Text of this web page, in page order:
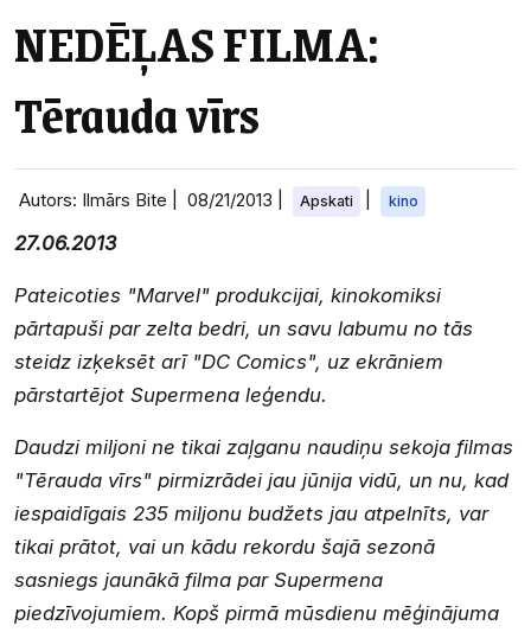
NEDĒĻAS FILMA:
Tērauda vīrs
Autors: Ilmārs Bite | 08/21/2013 Apskati kino
27.06.2013
Pateicoties "Marvel" produkcijai, kinokomiksi
pārtapuši par zelta bedri, un savu labumu no tās
steidz izķeksēt arī "DC Comics", uz ekrāniem
pārstartējot Supermena leģendu.
Daudzi miljoni ne tikai zaļganu naudiņu sekoja filmas
"Tērauda vīrs" pirmizrādei jau jūnija vidū, un nu, kad
iespaidīgais 235 miljonu budžets jau atpelnīts, var
tikai prātot, vai un kādu rekordu šajā sezonā
sasniegs jaunākā filma par Supermena
piedzīvojumiem. Kopš pirmā mūsdienu mēģinājuma